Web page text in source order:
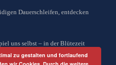
Dauerschleifen, entdecken
uns selbst – in der Blütezeit
zu gestalten und fortlaufend